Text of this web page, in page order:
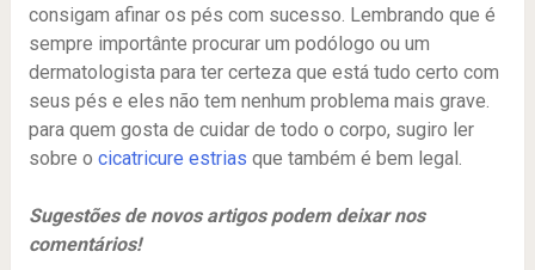
consigam afinar os pés com sucesso. Lembrando que é
sempre importânte procurar um podólogo ou um
dermatologista para ter certeza que está tudo certo com
seus pés e eles não tem nenhum problema mais grave.
para quem gosta de cuidar de todo o corpo, sugiro ler
sobre o cicatricure estrias que também é bem legal.
Sugestões de novos artigos podem deixar nos
comentários!